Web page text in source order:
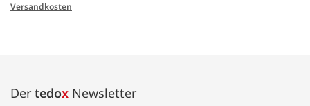
Versandkosten
Der tedox Newsletter